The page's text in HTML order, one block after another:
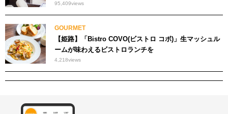
95,409views
GOURMET
【姫路】「Bistro COVO(ビストロ コボ)」生マッシュル
ームが味わえるビストロランチを
4,218views